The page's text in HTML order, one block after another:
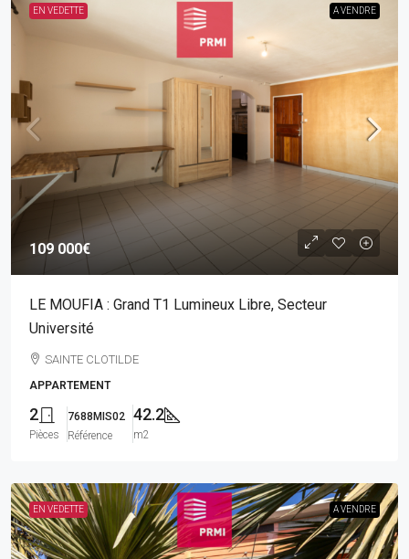
EN VEDETTE A VENDRE
109 000€
LE MOUFIA : Grand T1 Lumineux Libre, Secteur
Université
SAINTE CLOTILDE
APPARTEMENT
2
Pièces
7688MIS02
Référence
42.2
m2
EN VEDETTE A VENDRE